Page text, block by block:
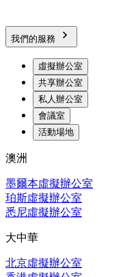
我們的服務
虛擬辦公室
共享辦公室
私人辦公室
會議室
活動場地
澳洲
墨爾本虛擬辦公室
珀斯虛擬辦公室
悉尼虛擬辦公室
大中華
北京虛擬辦公室